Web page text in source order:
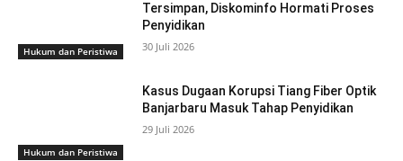
Hukum dan Peristiwa
Tersimpan, Diskominfo Hormati Proses
Penyidikan
30 Juli 2026
Hukum dan Peristiwa
Kasus Dugaan Korupsi Tiang Fiber Optik
Banjarbaru Masuk Tahap Penyidikan
29 Juli 2026